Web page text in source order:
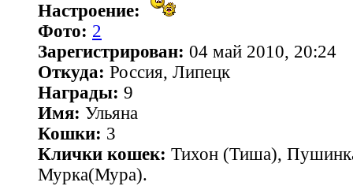
Настроение:
Фото: 2
Зарегистрирован: 04 май 2010, 20:24
Откуда: Россия, Липецк
Награды: 9
Имя: Ульяна
Кошки: 3
Клички кошек: Тихон (Тиша),
Мурка(Мура).